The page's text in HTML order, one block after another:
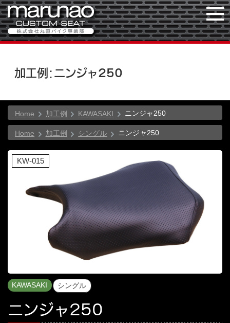
加工例：ニンジャ250
Home 加工例 KAWASAKI ニンジャ250
Home 加工例 シングル ニンジャ250
KW-015
KAWASAKI シングル
ニンジャ250